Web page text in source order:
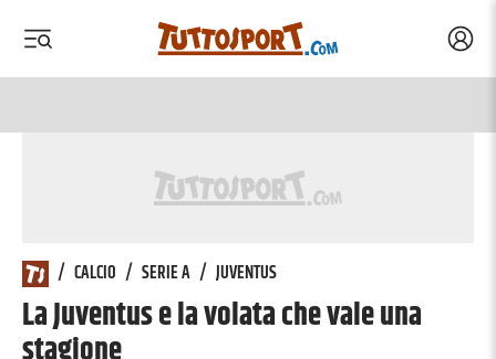
/ CALCIO / SERIE A / JUVENTUS
La Juventus e la volata che vale una